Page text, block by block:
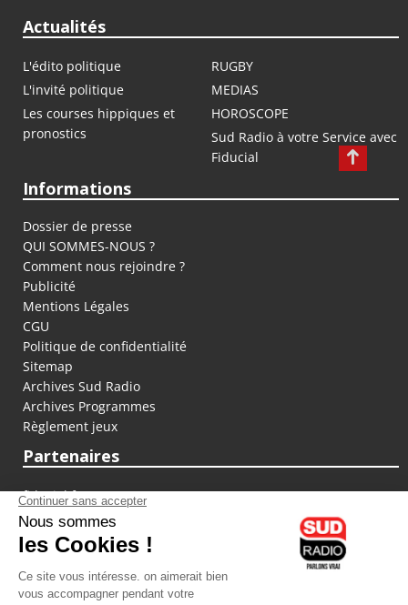
Actualités
L'édito politique
RUGBY
L'invité politique
MEDIAS
Les courses hippiques et
pronostics
HOROSCOPE
Sud Radio à votre Service avec
Fiducial
Informations
Dossier de presse
QUI SOMMES-NOUS ?
Comment nous rejoindre ?
Publicité
Mentions Légales
CGU
Politique de confidentialité
Sitemap
Archives Sud Radio
Archives Programmes
Règlement jeux
Partenaires
fiducial.fr
lyoncapitale.fr
olympique-et-lyonnais.com
L'application Iphone / Android